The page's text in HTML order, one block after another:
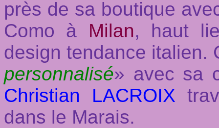
près de sa boutique
Como à Milan, haut
design tendance italien.
personnalisé» avec sa
Christian LACROIX
dans le Marais.